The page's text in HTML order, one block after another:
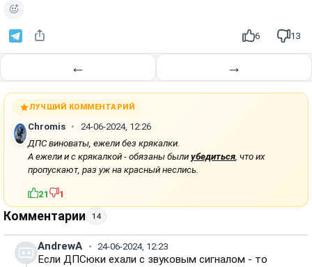
и
6 13
← →
ЛУЧШИЙ КОММЕНТАРИЙ
Chromis
24-06-2024, 12:26
ДПС виноваты, ежели без крякалки.
А ежели и с крякалкой - обязаны былиубедиться , что их
пропускают, раз уж на красный неслись.
21 1
Комментарии 14
AndrewA 24-06-2024, 12:23
Если ДПСюки ехали с звуковым сигналом - то